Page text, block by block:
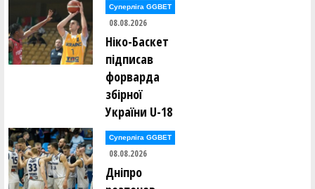
Суперліга GGBET
08.08.2026
Ніко-Баскет
підписав
форварда
збірної
України U-18
Суперліга GGBET
08.08.2026
Дніпро